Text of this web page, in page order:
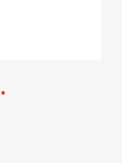
*